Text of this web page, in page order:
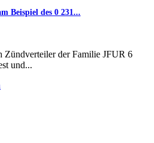
Beispiel des 0 231...
Zündverteiler der Familie JFUR 6
und...